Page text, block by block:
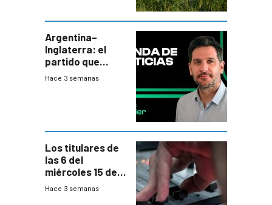
departamental
Argentina–
Inglaterra: el
partido que
nunca termina
Hace 3 semanas
Los titulares de
las 6 del
miércoles 15 de
julio de 2026
Hace 3 semanas